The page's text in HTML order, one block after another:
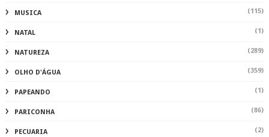
MUSICA (115)
NATAL (1)
NATUREZA (289)
OLHO D'ÁGUA (359)
PAPEANDO (1)
PARICONHA (86)
PECUARIA (2)